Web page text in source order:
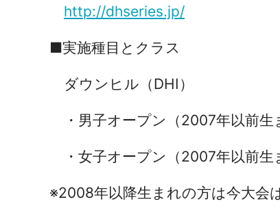
http://dhseries.jp/
■実施種目とクラス
ダウンヒル（DHI）
・男子オープン（2007年以前生
・女子オープン（2007年以前生
※2008年以降生まれの方は今大会